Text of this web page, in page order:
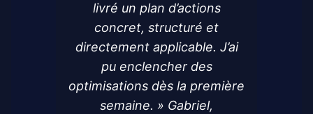
livré un plan d’actions
concret, structuré et
directement applicable. J’ai
pu enclencher des
optimisations dès la première
semaine. » Gabriel,